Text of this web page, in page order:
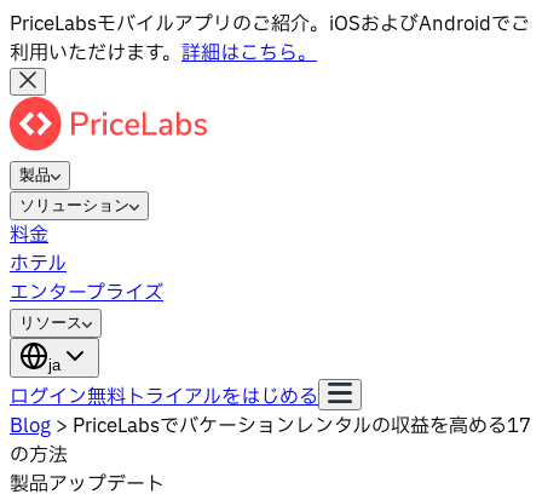
PriceLabsモバイルアプリのご紹介。iOSおよびAndroidでご
利用いただけます。 詳細はこちら。
製品
ソリューション
料金
ホテル
エンタープライズ
リソース
ja
ログイン無料トライアルをはじめる
Blog > PriceLabsでバケーションレンタルの収益を高める17
の方法
製品アップデート